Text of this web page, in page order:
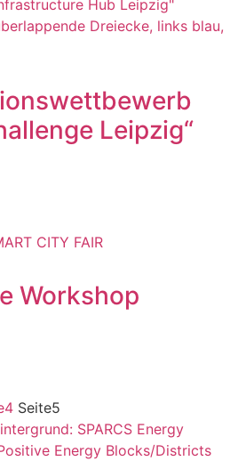
Leipzig“
Workshop
4 Seite5